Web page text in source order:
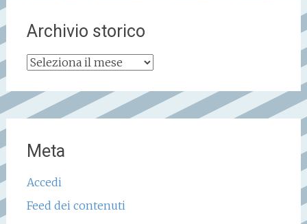
Archivio storico
Archivio
Meta
Accedi
Feed dei contenuti